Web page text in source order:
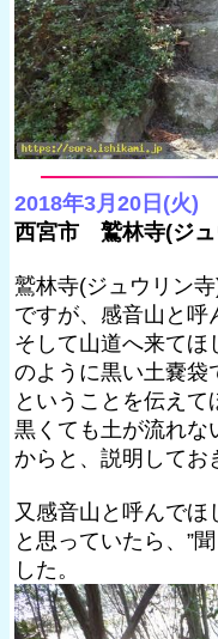
2018年3月20日(火)
西宮市 鷲林寺(ジュ
鷲林寺(ジュウリン
ですが、感音山と呼
そして山道へ来てほ
のように黒い土嚢袋
ということを伝えて
黒くても土が流れな
からと、説明してお
又感音山と呼んでほ
と思っていたら、”
した。